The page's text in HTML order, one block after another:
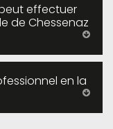
effectuer
de Chessenaz
en la